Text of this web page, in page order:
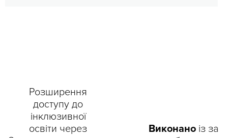
Розширення
доступу до
інклюзивної
освіти через
Виконано із